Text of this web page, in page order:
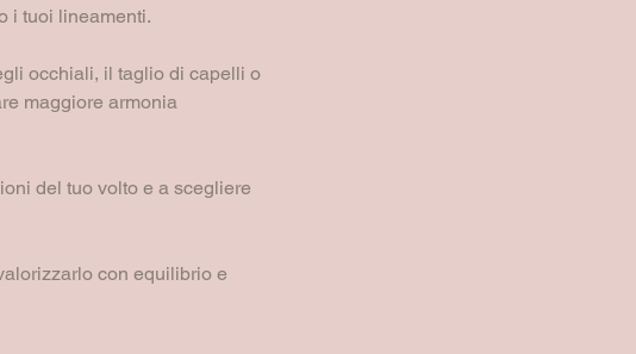
i tuoi lineamenti.
occhiali, il taglio di capelli o
maggiore armonia
del tuo volto e a scegliere
con equilibrio e